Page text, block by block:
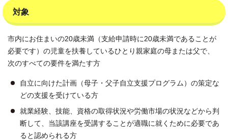
対象
市内にお住まいの20歳未満（支給申請時に20歳未満であることが
必要です）の児童を扶養しているひとり親家庭の母または父で、
次のすべての要件を満たす方
自立に向けた計画（母子・父子自立支援プログラム）の策定な
どの支援を受けている方
就業経験、技能、資格の取得状況や労働市場の状況などから判
断して、当該講座を受講することが適職に就くために必要であ
ると認められる方